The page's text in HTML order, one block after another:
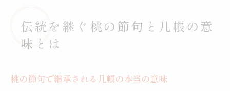
伝統を継ぐ桃の節句と几帳の意
味とは
桃の節句で継承される几帳の本当の意味